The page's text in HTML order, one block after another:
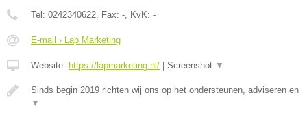
Tel: 0242340622 , Fax: - , KvK: -
E-mail › Lap Marketing
Website: https://lapmarketing.nl/ | Screenshot ▼
Sinds begin 2019 richten wij ons op het ondersteunen, adviseren en
▼